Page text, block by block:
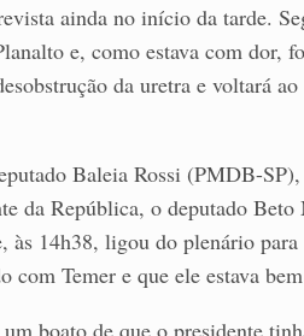
ainda no início da tarde.
e, como estava com dor,
da uretra e voltará
Baleia Rossi (PMDB-
da República, o deputado
às 14h38, ligou do plenário
com Temer e que ele estava